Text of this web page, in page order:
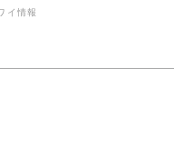
イ情報